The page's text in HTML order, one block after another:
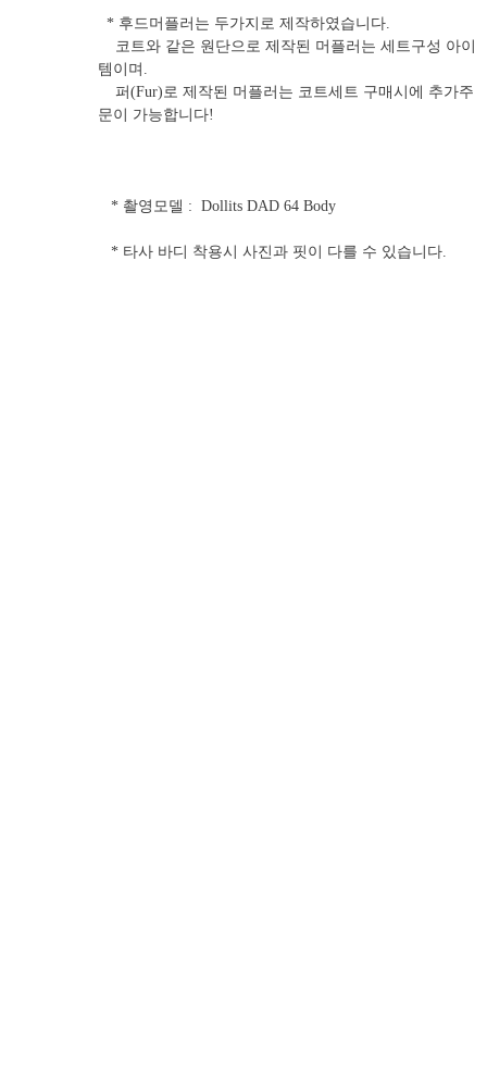
* 후드머플러는 두가지로 제작하였습니다.
코트와 같은 원단으로 제작된 머플러는 세트구성 아이
템이며.
퍼(Fur)로 제작된 머플러는 코트세트 구매시에 추가주
문이 가능합니다!
* 촬영모델 : Dollits DAD 64 Body
* 타사 바디 착용시 사진과 핏이 다를 수 있습니다.